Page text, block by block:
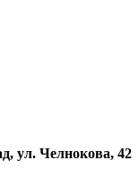
ул. Челнокова, 42